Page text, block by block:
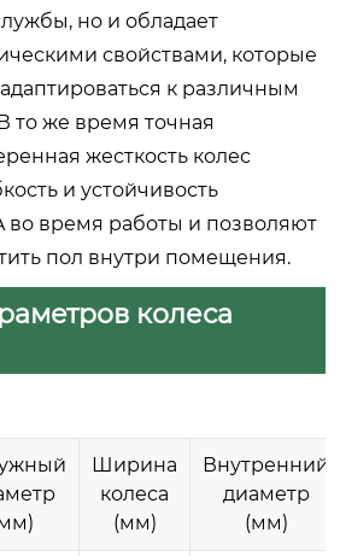
но и обладает
свойствами, которые
к различным
то же время точная
жесткость колес
и устойчивость
во время работы и позволяют
пол внутри помещения.
колеса
Ширина
колеса
(мм)
Внутренний
диаметр
(мм)